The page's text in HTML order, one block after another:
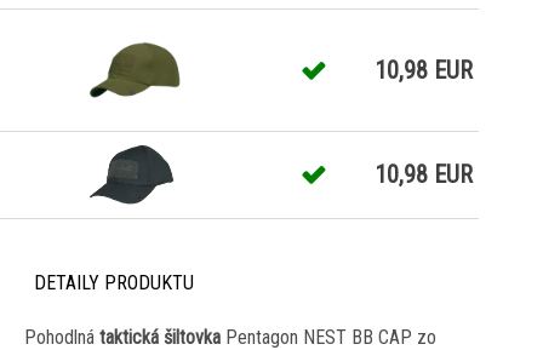
10,98 EUR
10,98 EUR
DETAILY PRODUKTU
Pohodlná taktická šiltovka Pentagon NEST BB CAP zo